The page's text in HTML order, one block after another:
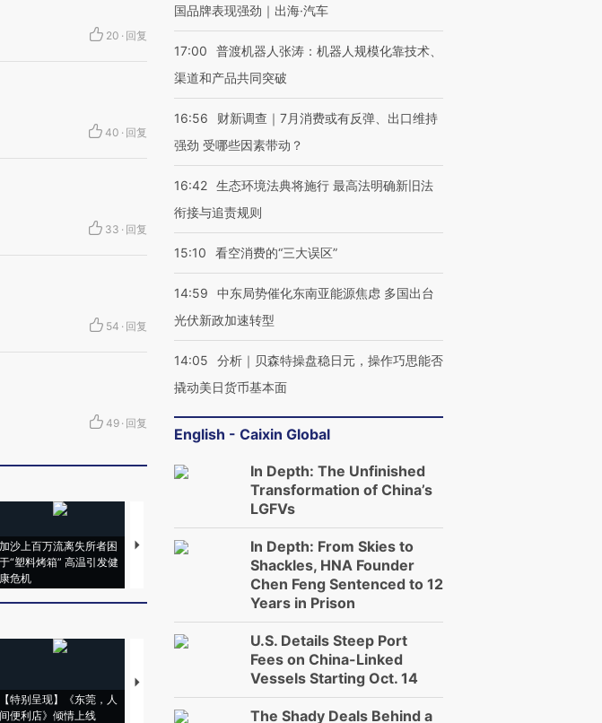
20 · 回复
40 · 回复
33 · 回复
54 · 回复
49 · 回复
加沙上百万流离失所者困
于“塑料烤箱” 高温引发健
康危机
视线｜HYROX的吸金
马航飞行员跨国走私7万
粒摇头丸 尿检体内含3种
毒品
育部长拱下台
【特别呈现】《东莞，人
间便利店》倾情上线
【推广】走进第四届链博
会，让数智科技“链”接产
【特别呈现】寻找100种
有意思的生活方式·第三对
【商旅对话】华住集团
CFO：不靠规模取胜，华
住三大增长引擎是什么？
国品牌表现强劲｜出海·汽车
17:00
普渡机器人张涛：机器人规模化靠技术、
渠道和产品共同突破
16:56
财新调查｜7月消费或有反弹、出口维持
强劲 受哪些因素带动？
16:42 生态环境法典将施行 最高法明确新旧法
衔接与追责规则
15:10 看空消费的“三大误区”
14:59
中东局势催化东南亚能源焦虑 多国出台
光伏新政加速转型
14:05
分析｜贝森特操盘稳日元，操作巧思能否
撬动美日货币基本面
English - Caixin Global
In Depth: The Unfinished
Transformation of China’s
LGFVs
In Depth: From Skies to
Shackles, HNA Founder
Chen Feng Sentenced to 12
Years in Prison
U.S. Details Steep Port
Fees on China-Linked
Vessels Starting Oct. 14
The Shady Deals Behind a